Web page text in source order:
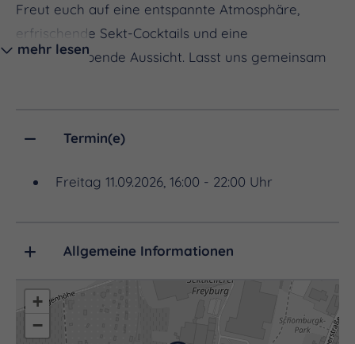
Freut euch auf eine entspannte Atmosphäre,
erfrischende Sekt-Cocktails und eine
atemberaubende Aussicht. Lasst uns gemeinsam
Eintrittsbändchen um zu uns und in die Stadt zu
kommen. Die Eintrittsbändchen sind an den
Einlasspunkten in der Stadt Freyburg erhältlich.
Der Zutritt in die Stadt Freyburg, ist an diesem
mehr lesen
Termin(e)
Freitag 11.09.2026, 16:00 - 22:00 Uhr
Allgemeine Informationen
+
−